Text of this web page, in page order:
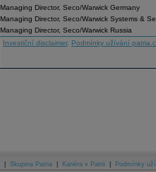
Managing Director, Seco/Warwick Germany
Managing Director, Seco/Warwick Systems &
Managing Director, Seco/Warwick Russia
Investiční disclaimer, Podmínky užívání
Skupina Patria Kariéra v Patrii Podmínky